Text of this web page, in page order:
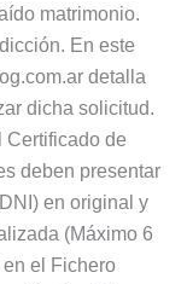
matrimonio.
En este
detalla
dicha solicitud.
Certificado de
deben presentar
en original y
(Máximo 6
el Fichero